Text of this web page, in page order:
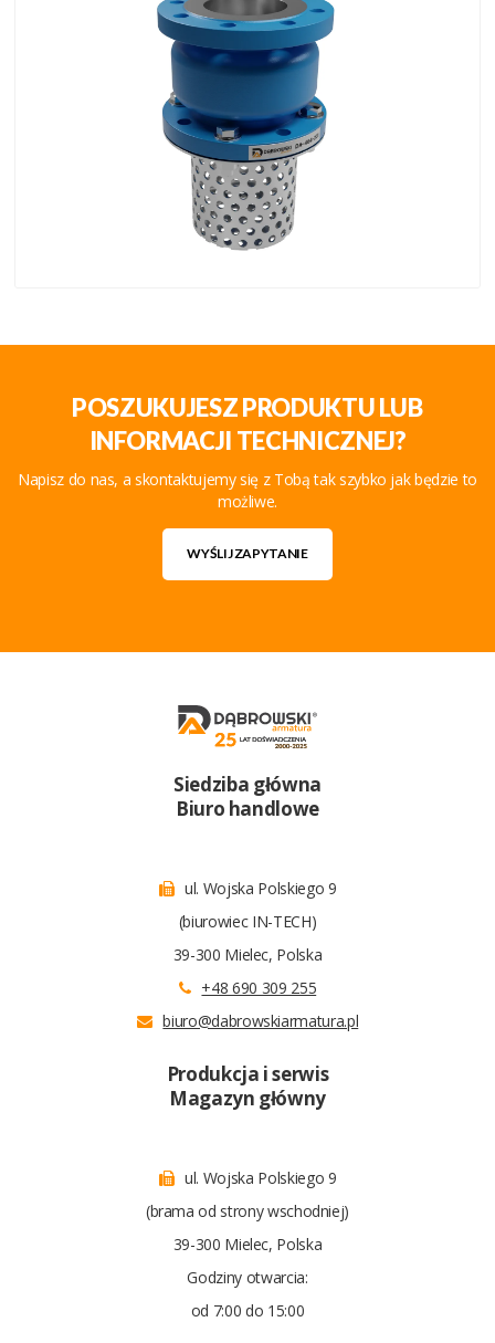
POSZUKUJESZ PRODUKTU LUB
INFORMACJI TECHNICZNEJ?
Napisz do nas, a skontaktujemy się z Tobą tak szybko jak będzie to
możliwe.
WYŚLIJ ZAPYTANIE
Siedziba główna
Biuro handlowe
ul. Wojska Polskiego 9
(biurowiec IN-TECH)
39-300 Mielec, Polska
+48 690 309 255
biuro@dabrowskiarmatura.pl
Produkcja i serwis
Magazyn główny
ul. Wojska Polskiego 9
(brama od strony wschodniej)
39-300 Mielec, Polska
Godziny otwarcia:
od 7:00 do 15:00